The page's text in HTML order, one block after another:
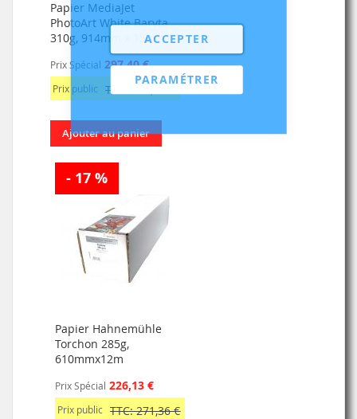
ACCEPTER
PARAMÉTRER
Papier MediaJet
PhotoArt White Baryta
310g, 914mm x 15m
Prix Spécial 297,40 €
Prix public TTC: 356,88 €
Ajouter au panier
- 17 %
Papier Hahnemühle
Torchon 285g,
610mmx12m
Prix Spécial 226,13 €
Prix public TTC: 271,36 €